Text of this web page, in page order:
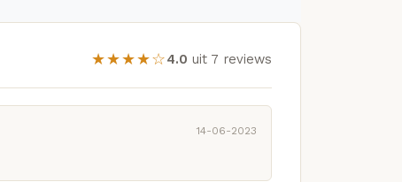
★★★★☆4.0 uit 7 reviews
14-06-2023